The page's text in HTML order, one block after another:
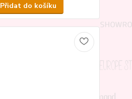
Přidat do košíku